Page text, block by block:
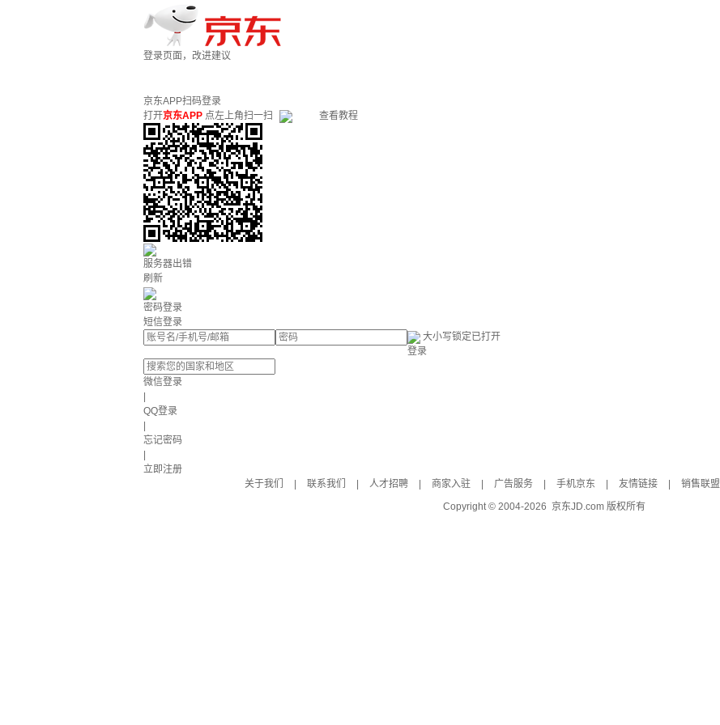
登录页面，改进建议
京东APP扫码登录
打开京东APP 点左上角扫一扫 查看教程
服务器出错
刷新
密码登录
短信登录
大小写锁定已打开
登录
微信登录
QQ登录
忘记密码
立即注册
关于我们
联系我们 人才招聘 商家入驻 广告服务 手机京东 友情链接 销售联盟
Copyright © 2004-2026 京东JD.com 版权所有